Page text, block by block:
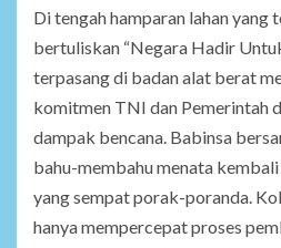
Di tengah hamparan lahan yang
bertuliskan “Negara Hadir
terpasang di badan alat berat
komitmen TNI dan Pemerintah
dampak bencana. Babinsa
bahu-membahu menata
yang sempat porak-poranda.
hanya mempercepat proses